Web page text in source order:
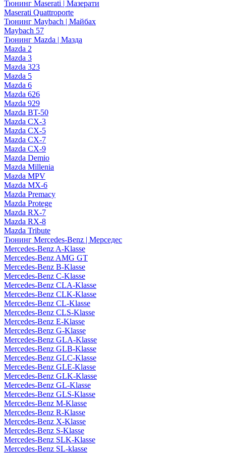
Тюнинг Maserati | Мазерати
Maserati Quattroporte
Тюнинг Maybach | Майбах
Maybach 57
Тюнинг Mazda | Мазда
Mazda 2
Mazda 3
Mazda 323
Mazda 5
Mazda 6
Mazda 626
Mazda 929
Mazda BT-50
Mazda CX-3
Mazda CX-5
Mazda CX-7
Mazda CX-9
Mazda Demio
Mazda Millenia
Mazda MPV
Mazda MX-6
Mazda Premacy
Mazda Protege
Mazda RX-7
Mazda RX-8
Mazda Tribute
Тюнинг Mercedes-Benz | Мерседес
Mercedes-Benz A-Klasse
Mercedes-Benz AMG GT
Mercedes-Benz B-Klasse
Mercedes-Benz C-Klasse
Mercedes-Benz CLA-Klasse
Mercedes-Benz CLK-Klasse
Mercedes-Benz CL-Klasse
Mercedes-Benz CLS-Klasse
Mercedes-Benz E-Klasse
Mercedes-Benz G-Klasse
Mercedes-Benz GLA-Klasse
Mercedes-Benz GLB-Klasse
Mercedes-Benz GLC-Klasse
Mercedes-Benz GLE-Klasse
Mercedes-Benz GLK-Klasse
Mercedes-Benz GL-Klasse
Mercedes-Benz GLS-Klasse
Mercedes-Benz M-Klasse
Mercedes-Benz R-Klasse
Mercedes-Benz X-Klasse
Mercedes-Benz S-Klasse
Mercedes-Benz SLK-Klasse
Mercedes-Benz SL-klasse